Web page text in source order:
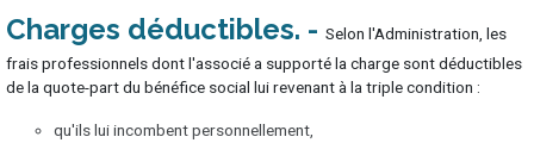
Charges déductibles
Selon l'Administration, les
frais professionnels dont l'associé a supporté la charge sont déductibles
de la quote-part du bénéfice social lui revenant à la triple condition :
qu'ils lui incombent personnellement,